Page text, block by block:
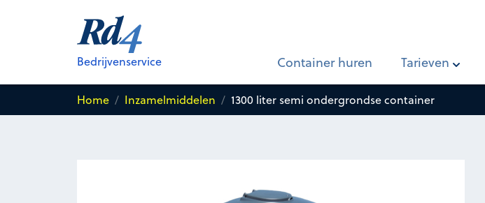
Bedrijvenservice Container huren Tarieven
1300 liter semi ondergrondse container
voorGlasafval
Home Inzamelmiddelen 1300 liter semi ondergrondse container